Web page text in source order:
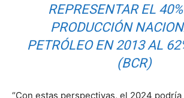
REPRESENTAR EL
PRODUCCIÓN
PETRÓLEO EN 2013 AL
(BCR)
“Con estas perspectivas, el 2024